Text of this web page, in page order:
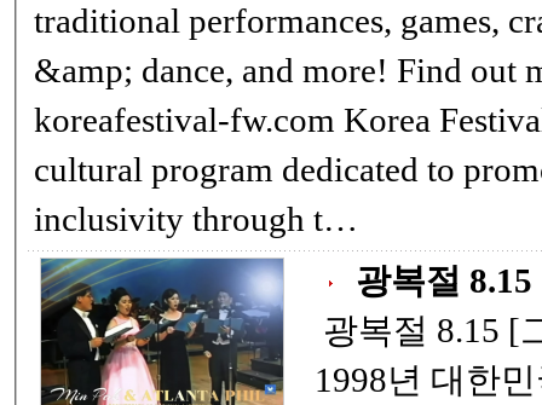
traditional performances, games,
&amp; dance, and more! Find out more: ➡
koreafestival-fw.com Korea Festival Fort Wayne is a
cultural program dedicated to
inclusivity through t…
광복절
1998년 대한